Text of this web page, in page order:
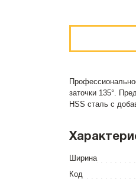
заточки 135°.
HSS сталь c
Ширина
Код